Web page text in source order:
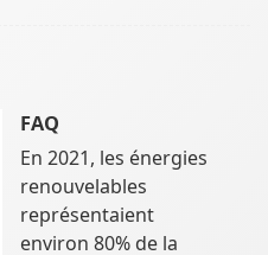
FAQ
En 2021, les énergies
renouvelables
représentaient
environ 80% de la